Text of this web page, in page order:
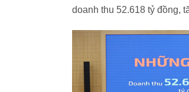
doanh thu 52.618 tỷ đồng,